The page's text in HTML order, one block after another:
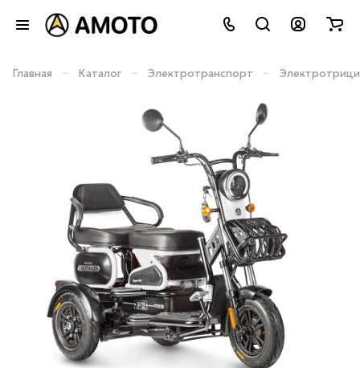
Главная – Каталог – Электротранспорт –